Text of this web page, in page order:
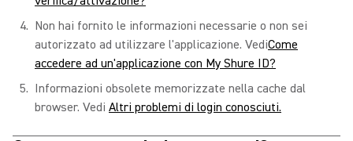
Non hai fornito le informazioni necessarie o non sei
autorizzato ad utilizzare l'applicazione. VediCome
accedere ad un'applicazione con My Shure ID?
Informazioni obsolete memorizzate nella cache dal
browser. Vedi Altri problemi di login conosciuti.